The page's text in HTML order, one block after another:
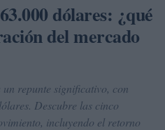
dólares: ¿qué
del mercado
repunte significativo, con
Descubre las cinco
incluyendo el retorno